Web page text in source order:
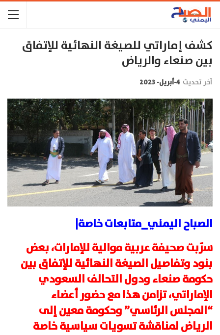
كشف إماراتي للصيغة النهائية للإتفاق
بين صنعاء والرياض
آخر تحديث 4-أبريل- 2023
الصباح اليمني_متابعات خاصة|
سرّبت صحيفة عربية موالية للإمارات، بعض
بنود وتفاصيل الصيغة النهائية للإتفاق بين
حكومة صنعاء ودول التحالف السعودي
الإماراتي، تزامن هذا مع حضور أعضاء
“المجلس الرئاسي” وحكومة معين إلى
الرياض لمناقشة تسويات سياسية خاصة